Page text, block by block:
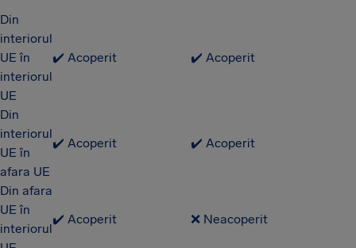
Din
interiorul
UE în
interiorul
UE
✔️ Acoperit ✔️ Acoperit
Din
interiorul
UE în
afara UE
✔️ Acoperit ✔️ Acoperit
Din afara
UE în
interiorul
✔️ Acoperit ❌ Neacoperit